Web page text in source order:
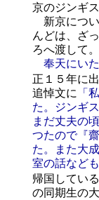
京のジンギ
新京につい
んどは、ざ
ろへ渡して。
奉天にい
正１５年に
追悼文に
「
た。ジンギ
まだ丈夫の
つたので『
た。また大
室の話など
帰国してい
の同期生の